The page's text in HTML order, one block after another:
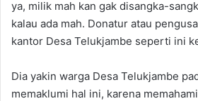
ya, milik mah kan gak disangka-
kalau ada mah. Donatur atau
kantor Desa Telukjambe seperti ini
Dia yakin warga Desa Telukjambe
memaklumi hal ini, karena